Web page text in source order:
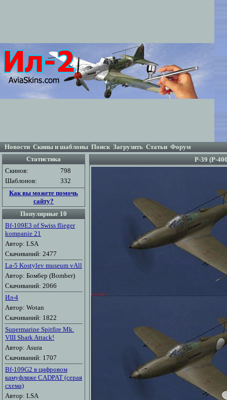
Новости Скины и шаблоны Поиск Загрузить Статьи Форум
Статистика
Скинов:
798
Шаблонов:
332
Как вы можете помочь
сайту?
Популярные 10
Bf-109E3 of Swiss flieger
kompanie 21
Автор: LSA
Скачиваний: 2477
La-5 Kostylev museum vAll
Автор: Бомбер (Bomber)
Скачиваний: 2066
Ил-4
Автор: Wotan
Скачиваний: 1822
Supermarine Spitfire Mk.
VIII Shark Attack!
Автор: Asura
Скачиваний: 1707
Bf-109G2 в цифровом
камуфляже CADPAT (серая
схема)
Автор: LSA
P-39 (P-